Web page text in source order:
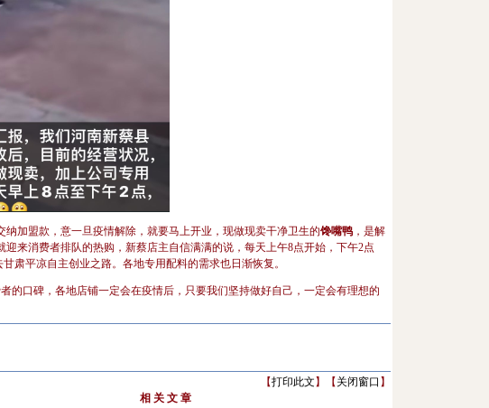
加盟款，意一旦疫情解除，就要马上开业，现做现卖干净卫生的馋嘴鸭 ，是解
来消费者排队的热购，新蔡店主自信满满的说，每天上午8点开始，下午2点
肃平凉自主创业之路。各地专用配料的需求也日渐恢复。
的口碑，各地店铺一定会在疫情后，只要我们坚持做好自己，一定会有理想的
【打印此文 】【 关闭窗口 】
相 关 文 章